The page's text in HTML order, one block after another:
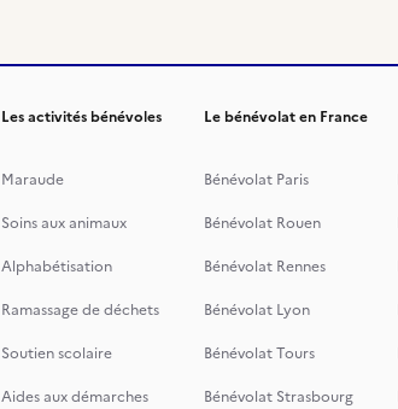
Les activités bénévoles
Maraude
Soins aux animaux
Alphabétisation
Ramassage de déchets
Soutien scolaire
Aides aux démarches
Le bénévolat en France
Bénévolat Paris
Bénévolat Rouen
Bénévolat Rennes
Bénévolat Lyon
Bénévolat Tours
Bénévolat Strasbourg